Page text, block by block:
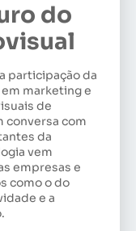
do
participação da
marketing e
de
conversa com
da
vem
empresas e
como o do
e a